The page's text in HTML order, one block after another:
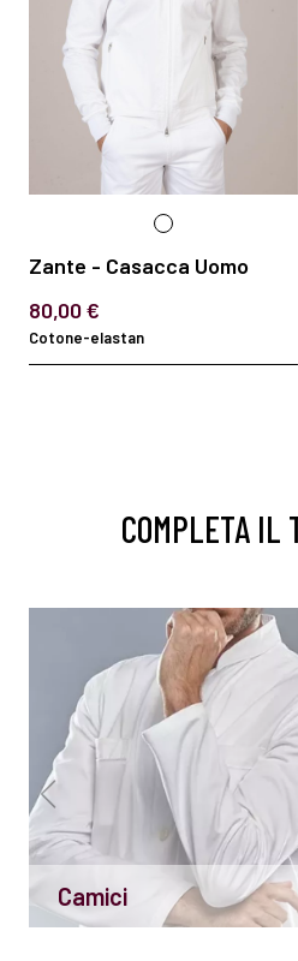
Zante - Casacca Uomo
80,00 €
Cotone-elastan
COMPLETA IL
Camici